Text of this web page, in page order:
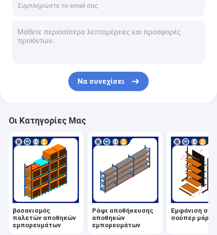
Ράφι αποθήκευσης αποθηκών εμπορευμάτων
Πρόβολο Racking
Οδηγήστε σε ράφια
Ράφι με ημιώθιο
Πλατφόρμα δομών χάλυβα
HDPE πλαστική παλέτα
χάλυβα
Να συνεχίσει
Οι Κατηγορίες Μας
βασανισμός
παλετών αποθηκών
εμπορευμάτων
Ράφι αποθήκευσης
αποθηκών
εμπορευμάτων
Εμφάνιση σε
σούπερ